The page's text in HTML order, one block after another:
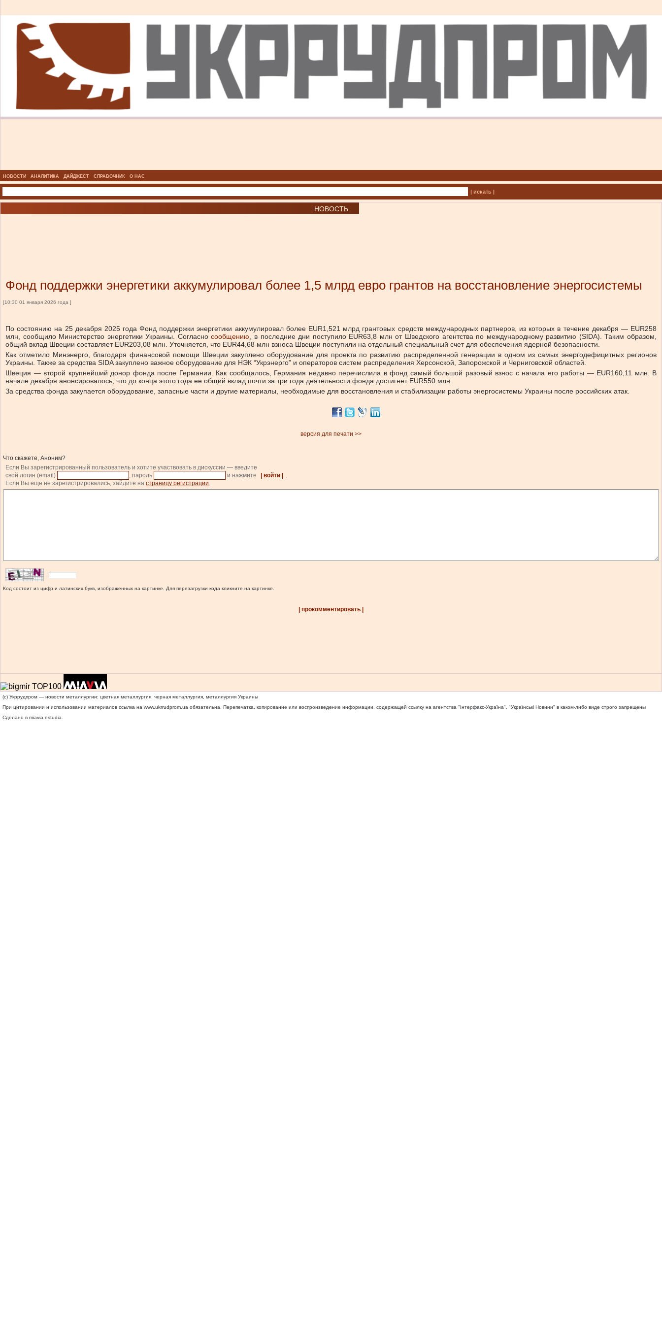
НОВОСТИ АНАЛИТИКА ДАЙДЖЕСТ СПРАВОЧНИК О НАС
| искать |
НОВОСТЬ
Фонд поддержки энергетики аккумулировал более 1,5 млрд евро грантов на восстановление энергосистемы
[10:30 01 января 2026 года ]
По состоянию на 25 декабря 2025 года Фонд поддержки энергетики аккумулировал более EUR1,521 млрд грантовых средств международных партнеров, из которых в течение декабря — EUR258
млн, сообщило Министерство энергетики Украины. Согласносообщению , в последние дни поступило EUR63,8 млн от Шведского агентства по международному развитию (SIDA). Таким образом,
общий вклад Швеции составляет EUR203,08 млн. Уточняется, что EUR44,68 млн взноса Швеции поступили на отдельный специальный счет для обеспечения ядерной безопасности.
Как отметило Минэнерго, благодаря финансовой помощи Швеции закуплено оборудование для проекта по развитию распределенной генерации в одном из самых энергодефицитных регионов
Украины. Также за средства SIDA закуплено важное оборудование для НЭК “Укрэнерго” и операторов систем распределения Херсонской, Запорожской и Черниговской областей.
Швеция — второй крупнейший донор фонда после Германии. Как сообщалось, Германия недавно перечислила в фонд самый большой разовый взнос с начала его работы — EUR160,11 млн. В
начале декабря анонсировалось, что до конца этого года ее общий вклад почти за три года деятельности фонда достигнет EUR550 млн.
За средства фонда закупается оборудование, запасные части и другие материалы, необходимые для восстановления и стабилизации работы энергосистемы Украины после российских атак.
версия для печати >>
Что скажете, Аноним?
Если Вы зарегистрированный пользователь и хотите участвовать в дискуссии — введите
свой логин (email)
, пароль и нажмите | войти |
.
Если Вы еще не зарегистрировались, зайдите на страницу регистрации.
Код состоит из цифр и латинских букв, изображенных на картинке. Для перезагрузки кода кликните на картинке.
| прокомментировать |
(c) Укррудпром — новости металлургии: цветная металлургия, черная металлургия, металлургия Украины
При цитировании и использовании материалов ссылка на www.ukrrudprom.ua обязательна. Перепечатка, копирование или воспроизведение информации, содержащей ссылку на агентства "Iнтерфакс-Україна", "Українськi Новини" в каком-либо виде строго запрещены
Сделано в miavia estudia.